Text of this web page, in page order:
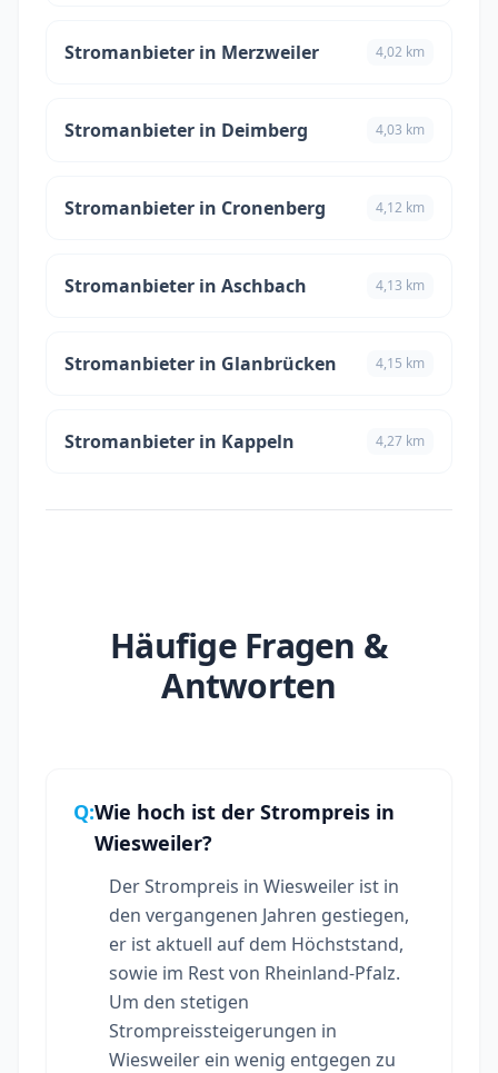
Stromanbieter in Merzweiler 4,02 km
Stromanbieter in Deimberg 4,03 km
Stromanbieter in Cronenberg 4,12 km
Stromanbieter in Aschbach 4,13 km
Stromanbieter in Glanbrücken 4,15 km
Stromanbieter in Kappeln 4,27 km
Häufige Fragen &
Antworten
Q:Wie hoch ist der Strompreis in
Wiesweiler?
Der Strompreis in Wiesweiler ist in
den vergangenen Jahren gestiegen,
er ist aktuell auf dem Höchststand,
sowie im Rest von Rheinland-Pfalz.
Um den stetigen
Strompreissteigerungen in
Wiesweiler ein wenig entgegen zu